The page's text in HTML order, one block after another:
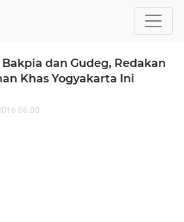
dan Gudeg, Redakan
Khas Yogyakarta Ini
06.00